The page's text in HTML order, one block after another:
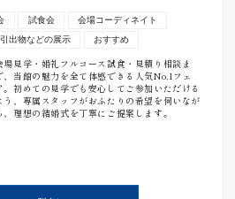
試食会
会場コーディネイト
引出物などの展示 おすすめ
場見学・婚礼フルコース試食・見積り相談ま
、当館の魅力を全て体感できる人気No.1フェ
。初めての見学でも安心してご参加いただける
う、専属スタッフがおふたりの希望を伺いなが
、理想の結婚式を丁寧にご提案します。